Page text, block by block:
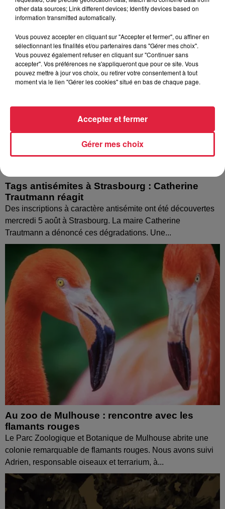
nombreuses interrogations, la municipalité a pris...
Tags antisémites à Strasbourg : Catherine
Trautmann réagit
Des inscriptions à caractère antisémite ont été découvertes
mercredi 5 août à Strasbourg. La maire Catherine
Trautmann a dénoncé ces dégradations. Une...
Au zoo de Mulhouse : rencontre avec les
flamants rouges
Le Parc Zoologique et Botanique de Mulhouse abrite une
colonie remarquable de flamants rouges. Nous avons suivi
Adrien, responsable oiseaux et terrarium, à...
other data sources; Link different devices; Identify devices based on
information transmitted automatically.
Vous pouvez accepter en cliquant sur "Accepter et fermer", ou affiner en
sélectionnant les finalités et/ou partenaires dans "Gérer mes choix".
Vous pouvez également refuser en cliquant sur "Continuer sans
accepter". Vos préférences ne s'appliqueront que pour ce site. Vous
pouvez mettre à jour vos choix, ou retirer votre consentement à tout
moment via le lien "Gérer les cookies" situé en bas de chaque page.
Gérer mes choix
Accepter et fermer